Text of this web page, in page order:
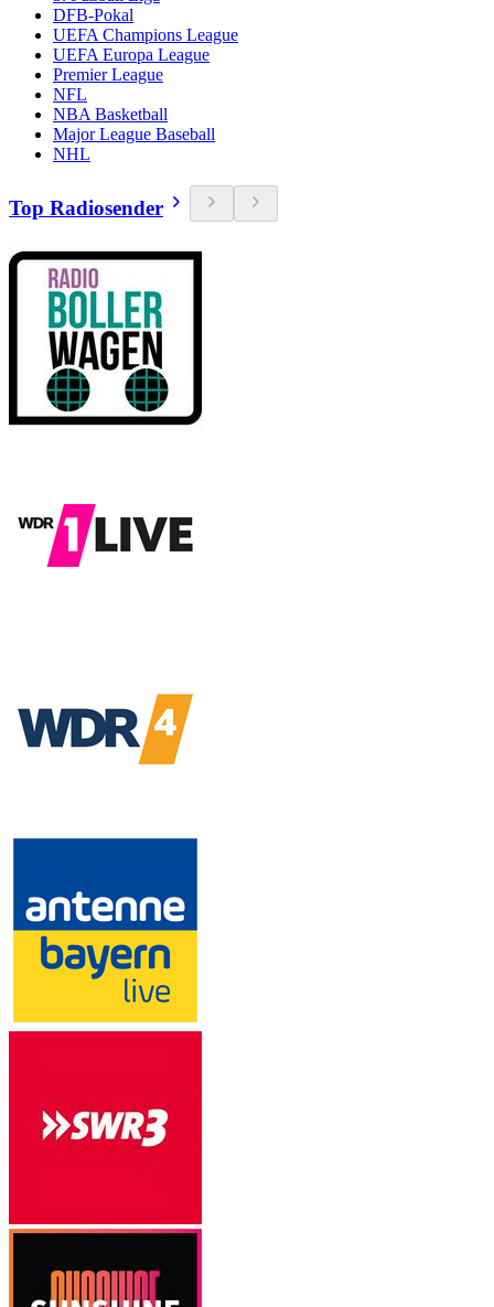
DFB-Pokal
UEFA Champions League
UEFA Europa League
Premier League
NFL
NBA Basketball
Major League Baseball
NHL
Top Radiosender